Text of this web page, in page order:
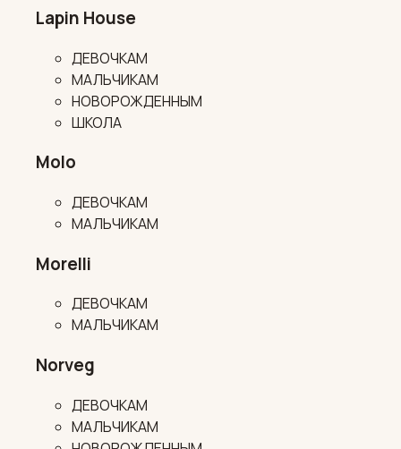
Lapin House
ДЕВОЧКАМ
МАЛЬЧИКАМ
НОВОРОЖДЕННЫМ
ШКОЛА
Molo
ДЕВОЧКАМ
МАЛЬЧИКАМ
Morelli
ДЕВОЧКАМ
МАЛЬЧИКАМ
Norveg
ДЕВОЧКАМ
МАЛЬЧИКАМ